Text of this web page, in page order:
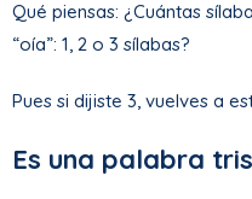
Qué piensas: ¿Cuántas
“oía”: 1, 2 o 3 sílabas?
Pues si dijiste 3, vuelves a
Es una palabra